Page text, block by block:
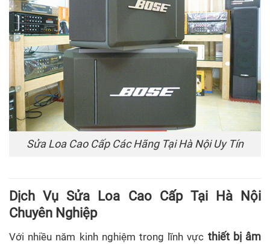
Sửa Loa Cao Cấp Các Hãng Tại Hà Nội Uy Tín
Dịch Vụ Sửa Loa Cao Cấp Tại Hà Nội
Chuyên Nghiệp
Với nhiều năm kinh nghiệm trong lĩnh vực thiết bị âm